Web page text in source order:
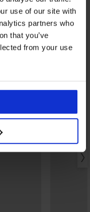
use of our site with
partners who
that you’ve
from your use